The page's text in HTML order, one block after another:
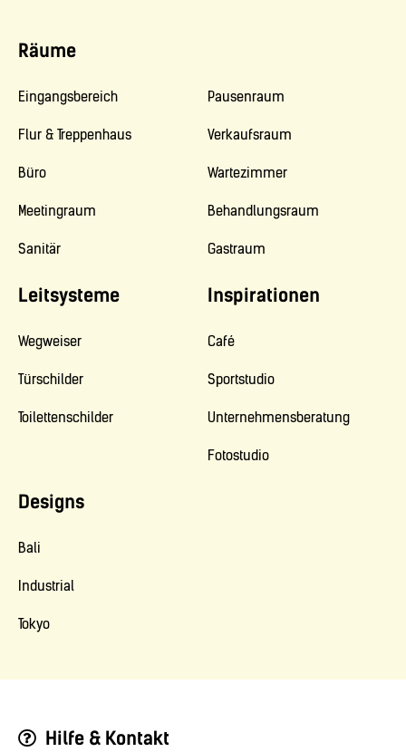
Räume
Leitsysteme
Designs
Inspirationen
Eingangsbereich
Flur & Treppenhaus
Büro
Meetingraum
Sanitär
Pausenraum
Verkaufsraum
Wartezimmer
Behandlungsraum
Gastraum
Wegweiser
Türschilder
Toilettenschilder
Bali
Industrial
Tokyo
Café
Sportstudio
Unternehmensberatung
Fotostudio
Hilfe & Kontakt